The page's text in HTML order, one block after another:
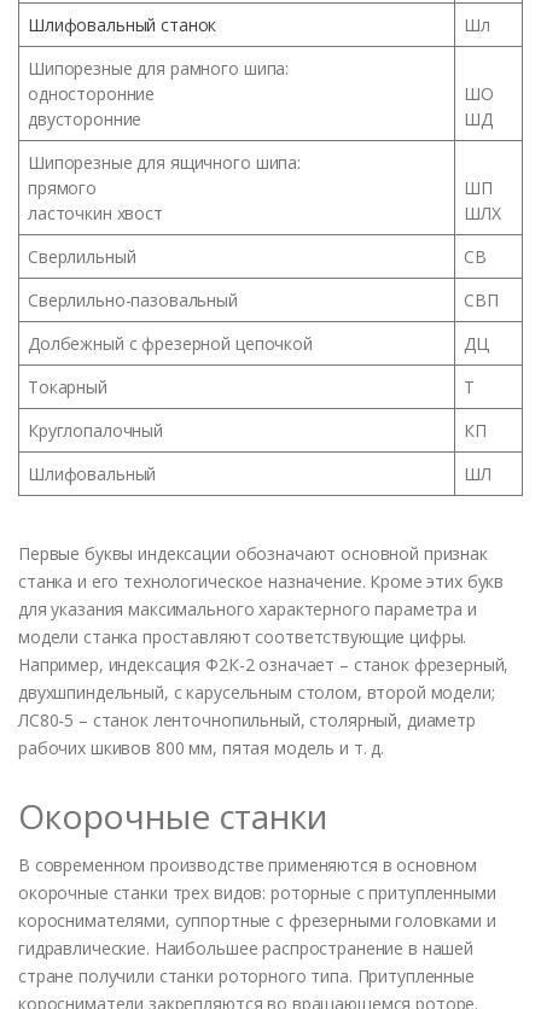
Шлифовальный станок
Шл
Шипорезные для рамного шипа:
односторонние
двусторонние
ШО
ШД
Шипорезные для ящичного шипа:
прямого
ласточкин хвост
ШП
ШЛХ
Сверлильный
СВ
Сверлильно-пазовальный
СВП
Долбежный с фрезерной цепочкой
ДЦ
Токарный
Т
Круглопалочный
КП
Шлифовальный
ШЛ
Первые буквы индексации обозначают основной признак
станка и его технологическое назначение. Кроме этих букв
для указания максимального характерного параметра и
модели станка проставляют соответствующие цифры.
Например, индексация Ф2К-2 означает – станок фрезерный,
двухшпиндельный, с карусельным столом, второй модели;
ЛС80-5 – станок ленточнопильный, столярный, диаметр
рабочих шкивов 800 мм, пятая модель и т. д.
Окорочные станки
В современном производстве применяются в основном
окорочные станки трех видов: роторные с притупленными
короснимателями, суппортные с фрезерными головками и
гидравлические. Наибольшее распространение в нашей
стране получили станки роторного типа. Притупленные
коросниматели закрепляются во вращающемся роторе.